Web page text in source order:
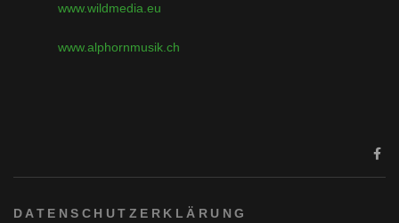
www.wildmedia.eu
www.alphornmusik.ch
DATENSCHUTZERKLÄRUNG